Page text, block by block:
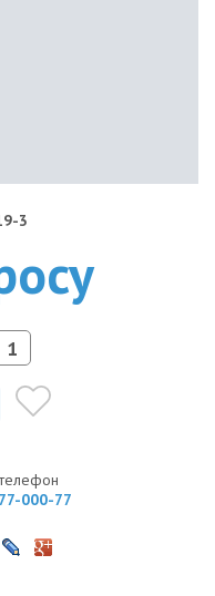
3
000-77